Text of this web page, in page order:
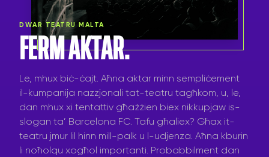
DWAR TEATRU MALTA
FERM AKTAR.
Le, mhux biċ-ċajt. Aħna aktar minn sempliċement
il-kumpanija nazzjonali tat-teatru tagħkom, u, le,
dan mhux xi tentattiv għażżien biex nikkupjaw is-
slogan ta’ Barcelona FC. ​​Tafu għaliex? Għax it-
teatru jmur lil hinn mill-palk u l-udjenza. Aħna kburin
li noħolqu xogħol importanti. Probabbilment dan